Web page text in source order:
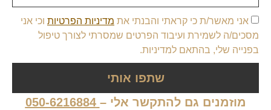
אני מאשר/ת כי קראתי והבנתי את מדיניות הפרטיות וכי אני
מסכים/ה לשמירת ועיבוד הפרטים שמסרתי לצורך טיפול
בפנייה שלי, בהתאם למדיניות.
שתפו אותי
מוזמנים גם להתקשר אלי – 050-6216884